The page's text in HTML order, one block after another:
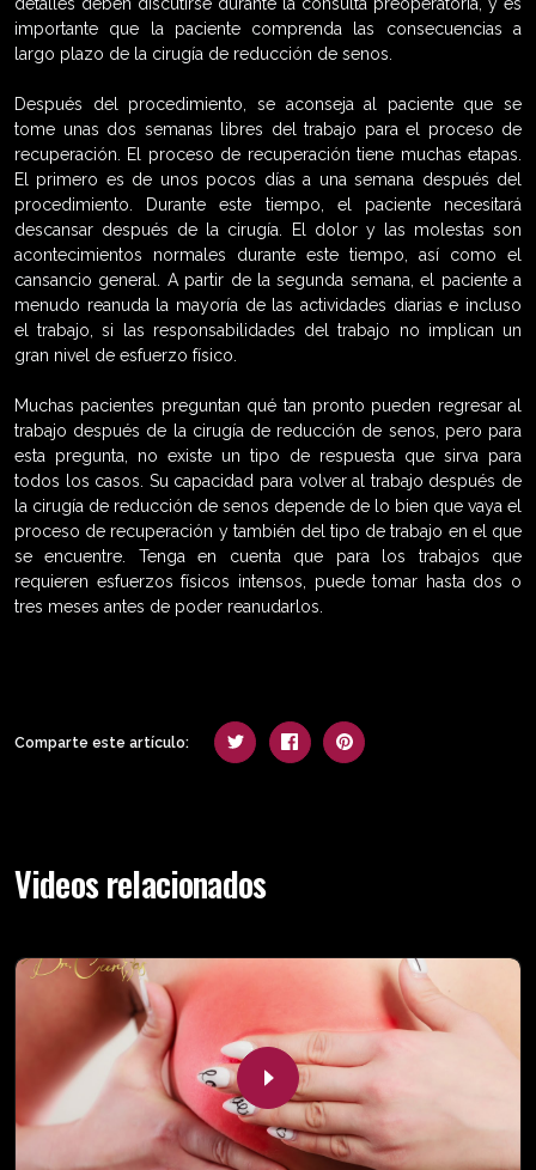
importante que la paciente comprenda las consecuencias a
largo plazo de la cirugía de reducción de senos.
Después del procedimiento, se aconseja al paciente que se
tome unas dos semanas libres del trabajo para el proceso de
recuperación. El proceso de recuperación tiene muchas etapas.
El primero es de unos pocos días a una semana después del
procedimiento. Durante este tiempo, el paciente necesitará
descansar después de la cirugía. El dolor y las molestas son
acontecimientos normales durante este tiempo, así como el
cansancio general. A partir de la segunda semana, el paciente a
menudo reanuda la mayoría de las actividades diarias e incluso
el trabajo, si las responsabilidades del trabajo no implican un
gran nivel de esfuerzo físico.
Muchas pacientes preguntan qué tan pronto pueden regresar al
trabajo después de la cirugía de reducción de senos, pero para
esta pregunta, no existe un tipo de respuesta que sirva para
todos los casos. Su capacidad para volver al trabajo después de
la cirugía de reducción de senos depende de lo bien que vaya el
proceso de recuperación y también del tipo de trabajo en el que
se encuentre. Tenga en cuenta que para los trabajos que
requieren esfuerzos físicos intensos, puede tomar hasta dos o
tres meses antes de poder reanudarlos.
Comparte este artículo:
Videos relacionados